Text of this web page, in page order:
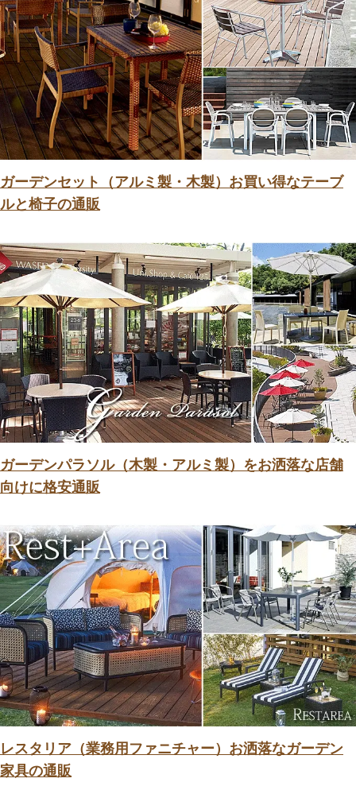
ガーデンセット（アルミ製・木製）お買い得なテーブ
ルと椅子の通販
ガーデンパラソル（木製・アルミ製）をお洒落な店舗
向けに格安通販
レスタリア（業務用ファニチャー）お洒落なガーデン
家具の通販